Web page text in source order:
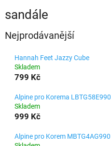
sandále
Nejprodávanější
Hannah Feet Jazzy Cube
Skladem
799 Kč
Alpine pro Korema LBTG58E990
Skladem
999 Kč
Alpine pro Korem MBTG4AG990